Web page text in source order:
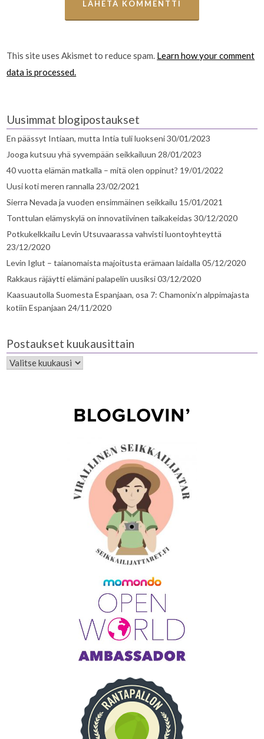
This site uses Akismet to reduce spam. Learn how your comment
data is processed.
Uusimmat blogipostaukset
En päässyt Intiaan, mutta Intia tuli luokseni30/01/2023
Jooga kutsuu yhä syvempään seikkailuun 28/01/2023
40 vuotta elämän matkalla – mitä olen oppinut? 19/01/2022
Uusi koti meren rannalla 23/02/2021
Sierra Nevada ja vuoden ensimmäinen seikkailu 15/01/2021
Tonttulan elämyskylä on innovatiivinen taikakeidas 30/12/2020
Potkukelkkailu Levin Utsuvaarassa vahvisti luontoyhteyttä
23/12/2020
Levin Iglut – taianomaista majoitusta erämaan laidalla 05/12/2020
Rakkaus räjäytti elämäni palapelin uusiksi03/12/2020
Kaasuautolla Suomesta Espanjaan, osa 7: Chamonix’n alppimajasta
kotiin Espanjaan 24/11/2020
Postaukset kuukausittain